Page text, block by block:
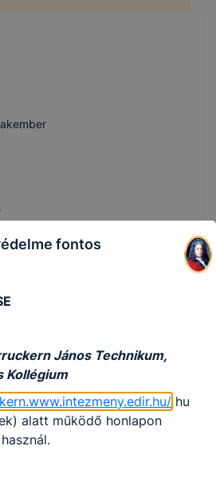
fontos
János Technikum,
Kollégium
hu
alatt működő honlapon